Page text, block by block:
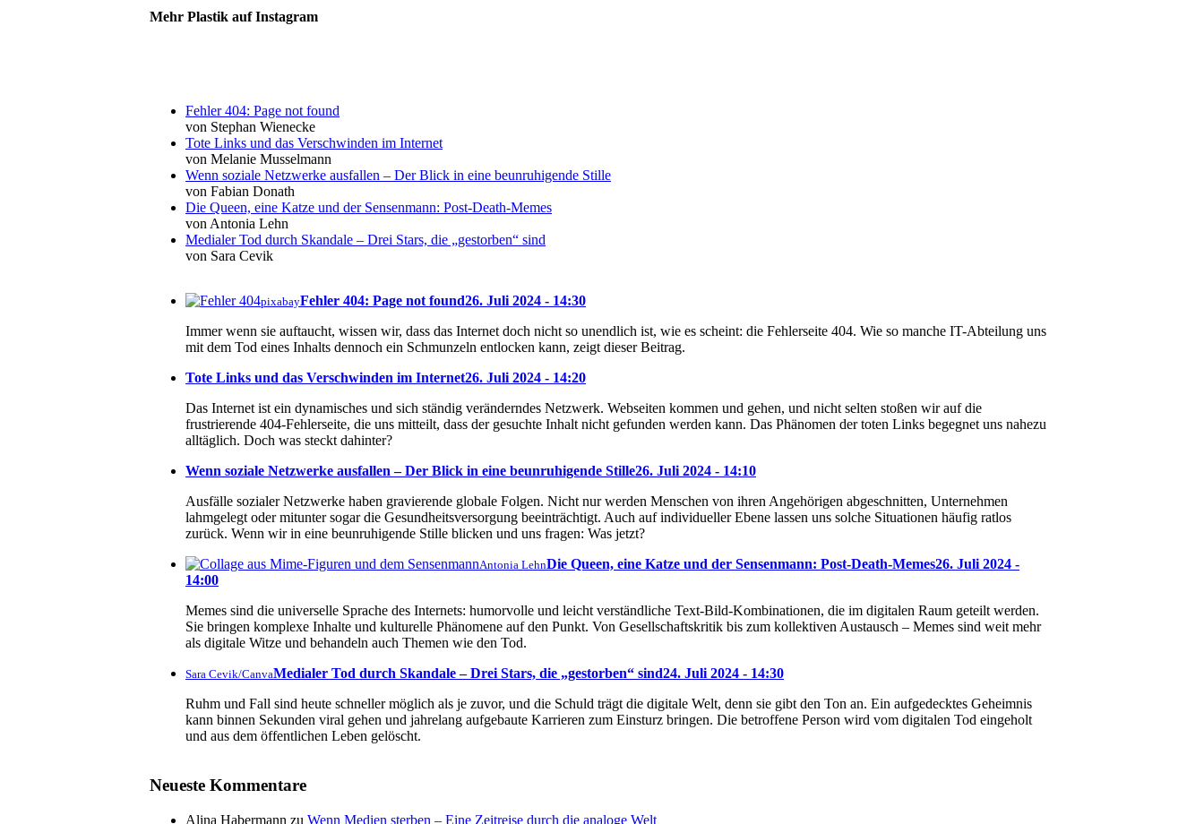
Mehr Plastik auf Instagram
Fehler 404: Page not found
von Stephan Wienecke
Tote Links und das Verschwinden im Internet
von Melanie Musselmann
Wenn soziale Netzwerke ausfallen – Der Blick in eine beunruhigende Stille
von Fabian Donath
Die Queen, eine Katze und der Sensenmann: Post-Death-Memes
von Antonia Lehn
Medialer Tod durch Skandale – Drei Stars, die „gestorben“ sind
von Sara Cevik
pixabayFehler 404: Page not found26. Juli 2024 - 14:30
Immer wenn sie auftaucht, wissen wir, dass das Internet doch nicht so unendlich ist, wie es scheint: die Fehlerseite 404. Wie so manche IT-Abteilung uns
mit dem Tod eines Inhalts dennoch ein Schmunzeln entlocken kann, zeigt dieser Beitrag.
Tote Links und das Verschwinden im Internet26. Juli 2024 - 14:20
Das Internet ist ein dynamisches und sich ständig veränderndes Netzwerk. Webseiten kommen und gehen, und nicht selten stoßen wir auf die
frustrierende 404-Fehlerseite, die uns mitteilt, dass der gesuchte Inhalt nicht gefunden werden kann. Das Phänomen der toten Links begegnet uns nahezu
alltäglich. Doch was steckt dahinter?
Wenn soziale Netzwerke ausfallen – Der Blick in eine beunruhigende Stille26. Juli 2024 - 14:10
Ausfälle sozialer Netzwerke haben gravierende globale Folgen. Nicht nur werden Menschen von ihren Angehörigen abgeschnitten, Unternehmen
lahmgelegt oder mitunter sogar die Gesundheitsversorgung beeinträchtigt. Auch auf individueller Ebene lassen uns solche Situationen häufig ratlos
zurück. Wenn wir in eine beunruhigende Stille blicken und uns fragen: Was jetzt?
Antonia LehnDie Queen, eine Katze und der Sensenmann: Post-Death-Memes26. Juli 2024 -
14:00
Memes sind die universelle Sprache des Internets: humorvolle und leicht verständliche Text-Bild-Kombinationen, die im digitalen Raum geteilt werden.
Sie bringen komplexe Inhalte und kulturelle Phänomene auf den Punkt. Von Gesellschaftskritik bis zum kollektiven Austausch – Memes sind weit mehr
als digitale Witze und behandeln auch Themen wie den Tod.
Sara Cevik/CanvaMedialer Tod durch Skandale – Drei Stars, die „gestorben“ sind24. Juli 2024 - 14:30
Ruhm und Fall sind heute schneller möglich als je zuvor, und die Schuld trägt die digitale Welt, denn sie gibt den Ton an. Ein aufgedecktes Geheimnis
kann binnen Sekunden viral gehen und jahrelang aufgebaute Karrieren zum Einsturz bringen. Die betroffene Person wird vom digitalen Tod eingeholt
und aus dem öffentlichen Leben gelöscht.
Neueste Kommentare
Alina Habermann zu Wenn Medien sterben – Eine Zeitreise durch die analoge Welt